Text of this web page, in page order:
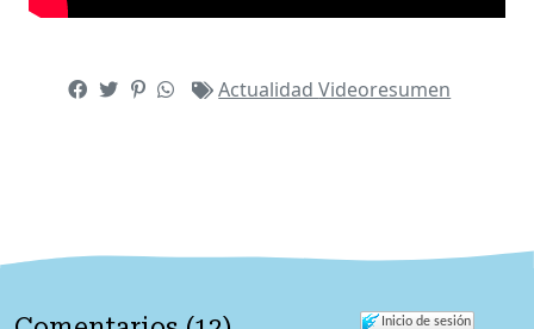
ActualidadVideoresumen
Inicio de sesión